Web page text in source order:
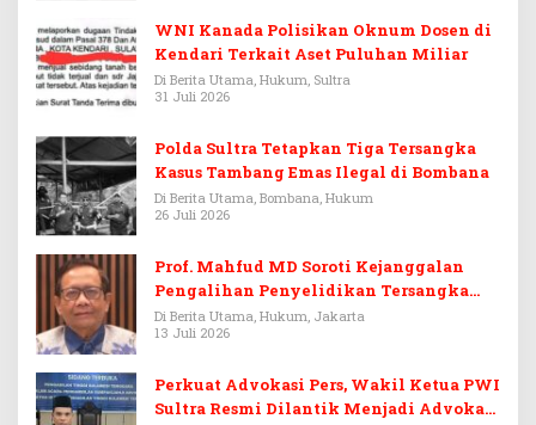
WNI Kanada Polisikan Oknum Dosen di
Kendari Terkait Aset Puluhan Miliar
Di Berita Utama, Hukum, Sultra
31 Juli 2026
Polda Sultra Tetapkan Tiga Tersangka
Kasus Tambang Emas Ilegal di Bombana
Di Berita Utama, Bombana, Hukum
26 Juli 2026
Prof. Mahfud MD Soroti Kejanggalan
Pengalihan Penyelidikan Tersangka
Febrie Adriansyah
Di Berita Utama, Hukum, Jakarta
13 Juli 2026
Perkuat Advokasi Pers, Wakil Ketua PWI
Sultra Resmi Dilantik Menjadi Advokat